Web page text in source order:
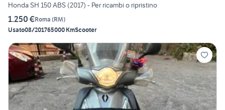
Honda SH 150 ABS (2017) - Per ricambi o ripristino
1.250 €Roma (RM)
Usato08/201765000 KmScooter